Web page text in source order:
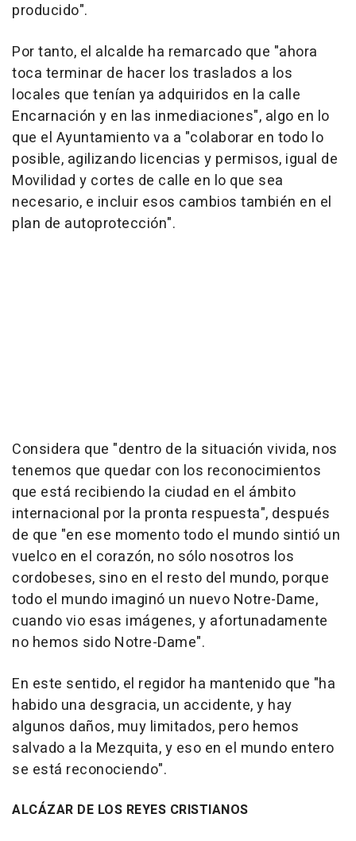
producido".
Por tanto, el alcalde ha remarcado que "ahora
toca terminar de hacer los traslados a los
locales que tenían ya adquiridos en la calle
Encarnación y en las inmediaciones", algo en lo
que el Ayuntamiento va a "colaborar en todo lo
posible, agilizando licencias y permisos, igual de
Movilidad y cortes de calle en lo que sea
necesario, e incluir esos cambios también en el
plan de autoprotección".
Considera que "dentro de la situación vivida, nos
tenemos que quedar con los reconocimientos
que está recibiendo la ciudad en el ámbito
internacional por la pronta respuesta", después
de que "en ese momento todo el mundo sintió un
vuelco en el corazón, no sólo nosotros los
cordobeses, sino en el resto del mundo, porque
todo el mundo imaginó un nuevo Notre-Dame,
cuando vio esas imágenes, y afortunadamente
no hemos sido Notre-Dame".
En este sentido, el regidor ha mantenido que "ha
habido una desgracia, un accidente, y hay
algunos daños, muy limitados, pero hemos
salvado a la Mezquita, y eso en el mundo entero
se está reconociendo".
ALCÁZAR DE LOS REYES CRISTIANOS